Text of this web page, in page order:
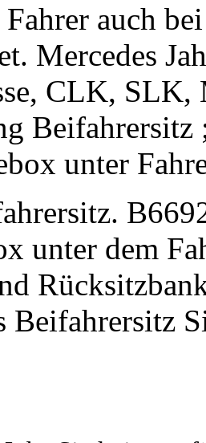
Fahrer auch
Mercedes
CLK, SLK,
unter
unter dem
Beifahrersitz